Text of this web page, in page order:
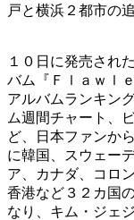
戸と横浜２都市の
１０日に発売され
バム『Ｆｌａｗｌ
アルバムランキン
ム週間チャート、
ど、日本ファンか
に韓国、スウェー
ア、カナダ、コロ
香港など３２カ国
なり、キム・ジェ